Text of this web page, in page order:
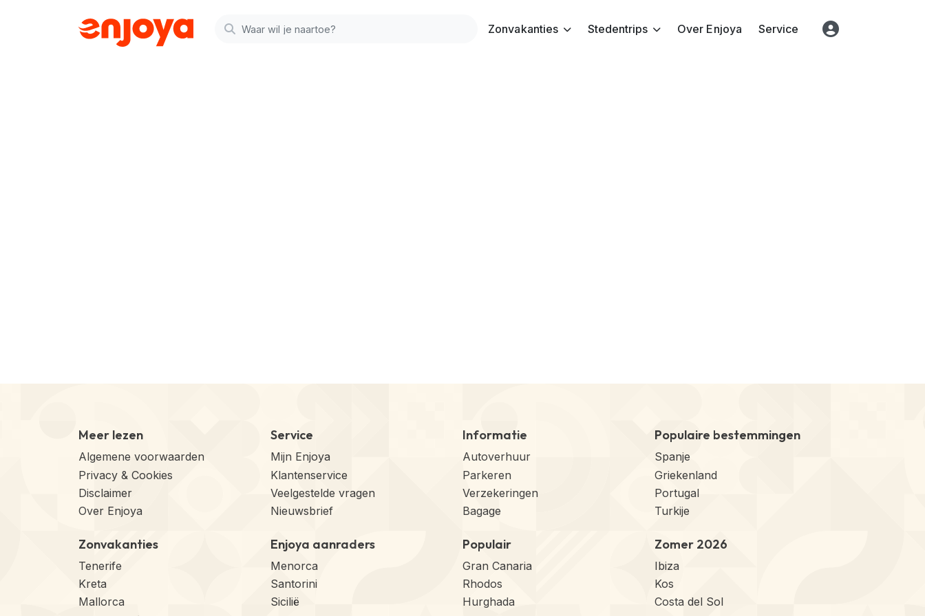
Zonvakanties Stedentrips Over Enjoya Service
Meer lezen
Algemene voorwaarden
Privacy & Cookies
Disclaimer
Over Enjoya
Service
Mijn Enjoya
Klantenservice
Veelgestelde vragen
Nieuwsbrief
Informatie
Autoverhuur
Parkeren
Verzekeringen
Bagage
Populaire bestemmingen
Spanje
Griekenland
Portugal
Turkije
Zonvakanties
Tenerife
Kreta
Mallorca
Enjoya aanraders
Menorca
Santorini
Sicilië
Populair
Gran Canaria
Rhodos
Hurghada
Zomer 2026
Ibiza
Kos
Costa del Sol